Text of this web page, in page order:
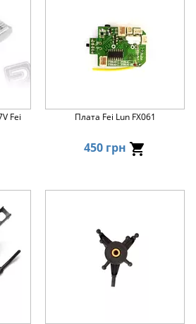
Fei Плата Fei Lun FX061
450 грн